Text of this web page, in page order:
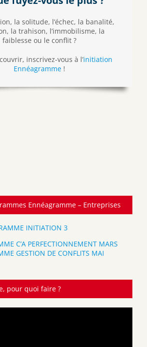
la solitude, l’échec, la banalité,
la trahison, l’immobilisme, la
faiblesse ou le conflit ?
inscrivez-vous à l’initiation
Ennéagramme!
Ennéagramme – Entreprises
INITIATION 3
C’A PERFECTIONNEMENT MARS
GESTION DE CONFLITS MAI
pour quoi faire ?